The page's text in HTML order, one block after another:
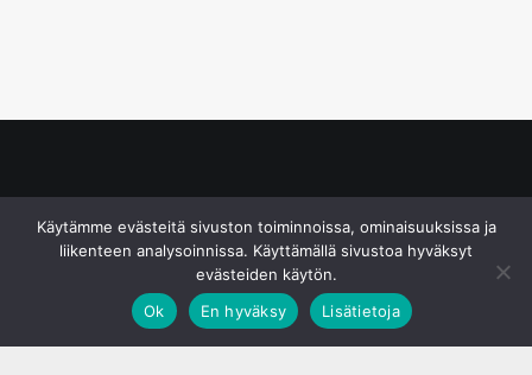
Käytämme evästeitä sivuston toiminnoissa, ominaisuuksissa ja
liikenteen analysoinnissa. Käyttämällä sivustoa hyväksyt
evästeiden käytön.
Ok
En hyväksy Lisätietoja